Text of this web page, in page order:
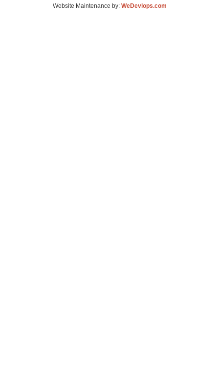
Website Maintenance by: WeDevlops.com